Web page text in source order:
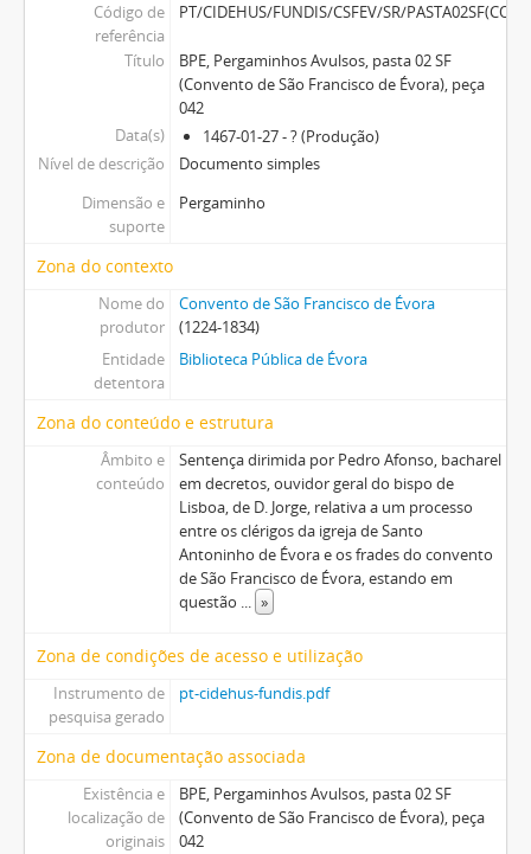
Código de
referência
PT/CIDEHUS/FUNDIS/CSFEV/SR/
Título
BPE, Pergaminhos Avulsos, pasta 02 SF
(Convento de São Francisco de Évora), peça
042
Data(s)
1467-01-27 - ? (Produção)
Nível de descrição
Documento simples
Dimensão e
suporte
Pergaminho
Zona do contexto
Nome do
produtor
Convento de São Francisco de Évora
(1224-1834)
Entidade
detentora
Biblioteca Pública de Évora
Zona do conteúdo e estrutura
Âmbito e
conteúdo
Sentença dirimida por Pedro Afonso, bacharel
em decretos, ouvidor geral do bispo de
Lisboa, de D. Jorge, relativa a um processo
entre os clérigos da igreja de Santo
Antoninho de Évora e os frades do convento
de São Francisco de Évora, estando em
questão ... »
Zona de condições de acesso e utilização
Instrumento de
pesquisa gerado
pt-cidehus-fundis.pdf
Zona de documentação associada
Existência e
localização de
originais
BPE, Pergaminhos Avulsos, pasta 02 SF
(Convento de São Francisco de Évora), peça
042